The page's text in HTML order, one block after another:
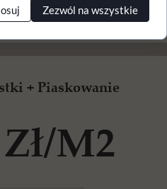
miejsca pracy
+ Piaskowanie
m2
Zezwól na wszystkie